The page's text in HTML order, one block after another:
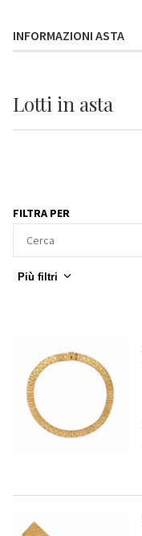
INFORMAZIONI ASTA
Lotti in asta
FILTRA PER
Più filtri